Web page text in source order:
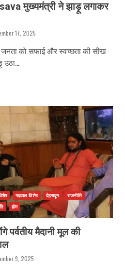
मुख्यमंत्री ने झाड़ू लगाकर
17, 2025
को सफाई और स्वच्छता की सीख
गढ़वाल विशेष देहरादून
राजनीति
होम
पर्वतीय मैदानी मूल की
9, 2025